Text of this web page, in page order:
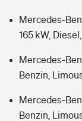
Mercedes-
165 kW,
Mercedes-
Benzin,
Mercedes-
Benzin,